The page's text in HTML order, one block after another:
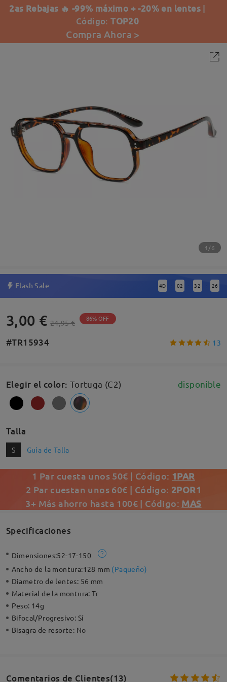
2as Rebajas 🔥 -99% máximo + -20% en lentes |
Código:TOP20
Compra Ahora >
1/6
Flash Sale 4D : 02 : 32 : 25
3,00 € 21,95 € 86% OFF
#TR15934 13
Elegir el color: Tortuga (C2) disponible
Talla
S Guía de Talla
1 Par cuesta unos 50€ | Código: 1PAR
2 Par cuestan unos 60€ | Código: 2POR1
3+ Más ahorro hasta 100€ | Código: MAS
Specificaciones
Dimensiones:52-17-150
Ancho de la montura:128 mm (Paqueño)
Diametro de lentes: 56 mm
Material de la montura:Tr
Peso: 14g
Bifocal/Progresivo: Sí
Bisagra de resorte: No
Comentarios de Clientes(13)